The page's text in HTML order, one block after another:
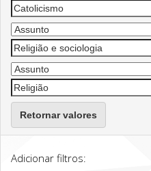
Retornar valores
Adicionar filtros: